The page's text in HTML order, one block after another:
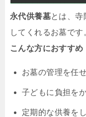
永代供養墓とは、寺
してくれるお墓です
こんな方におすすめ
お墓の管理を任
子どもに負担を
定期的な供養を